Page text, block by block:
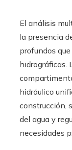
El análisis
la presencia
profundos
hidrográficas.
hidráulico
construcción,
del agua y
necesidades